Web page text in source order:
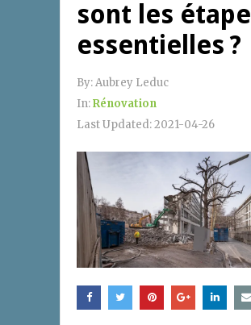
sont les
essentielles ?
By:Aubrey Leduc
In:Rénovation
Last Updated:2021-04-26